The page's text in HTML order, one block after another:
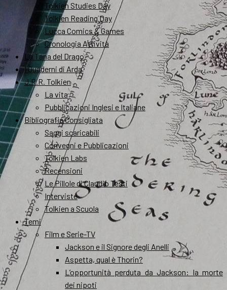
Tolkien Studies Day
Tolkien Reading Day
Lucca Comics & Games
Cronologia Attività
La Tana del Drago
I Quaderni di Arda
J.R.R. Tolkien
La vita
Pubblicazioni Inglesi e Italiane
Bibliografia Consigliata
Saggi scaricabili
Convegni e Pubblicazioni
Tolkien Labs
Recensioni
Le Pillole di Claudio Testi
Interviste
Tolkien a Scuola
Temi
Film e Serie-TV
Jackson e il Signore degli Anelli
Aspetta, qual è Thorin?
L’opportunità perduta da Jackson: la morte
dei nipoti